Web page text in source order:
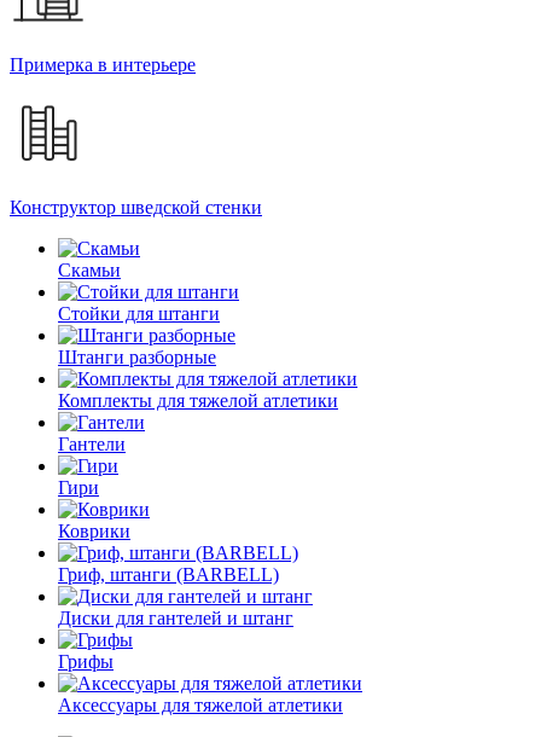
Примерка в интерьере
Конструктор шведской стенки
Скамьи
Стойки для штанги
Штанги разборные
Комплекты для тяжелой атлетики
Гантели
Гири
Коврики
Гриф, штанги (BARBELL)
Диски для гантелей и штанг
Грифы
Аксессуары для тяжелой атлетики